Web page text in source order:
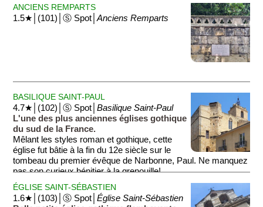
ANCIENS REMPARTS
1.5★│(101)│Ⓢ Spot│Anciens Remparts
BASILIQUE SAINT-PAUL
4.7★│(102)│Ⓢ Spot│Basilique Saint-Paul
L'une des plus anciennes églises gothique
du sud de la France.
Mêlant les styles roman et gothique, cette
église fut bâtie à la fin du 12e siècle sur le
tombeau du premier évêque de Narbonne, Paul. Ne manquez
pas son curieux bénitier à la grenouille!
ÉGLISE SAINT-SÉBASTIEN
1.6★│(103)│Ⓢ Spot│Église Saint-Sébastien